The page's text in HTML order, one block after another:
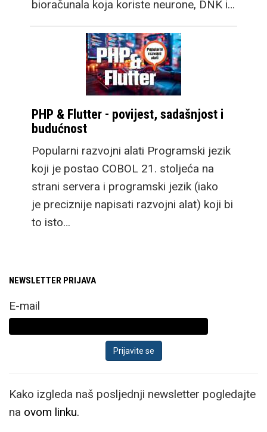
bioračunala koja koriste neurone, DNK i…
PHP & Flutter - povijest, sadašnjost i
budućnost
Popularni razvojni alati Programski jezik
koji je postao COBOL 21. stoljeća na
strani servera i programski jezik (iako
je preciznije napisati razvojni alat) koji bi
to isto…
NEWSLETTER PRIJAVA
E-mail
Kako izgleda naš posljednji newsletter pogledajte
na ovom linku.